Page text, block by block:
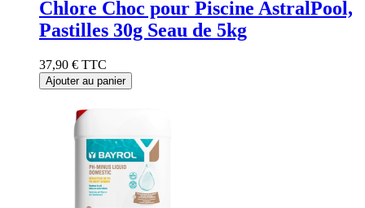
Chlore Choc pour Piscine AstralPool,
Pastilles 30g Seau de 5kg
37,90 € TTC
Ajouter au panier